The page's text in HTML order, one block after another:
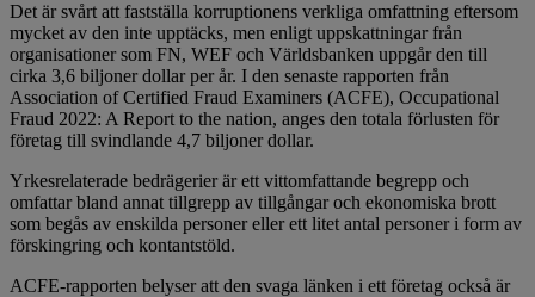
Det är svårt att fastställa korruptionens verkliga omfattning eftersom
mycket av den inte upptäcks, men enligt uppskattningar från
organisationer som FN, WEF och Världsbanken uppgår den till
cirka 3,6 biljoner dollar per år. I den senaste rapporten från
Association of Certified Fraud Examiners (ACFE), Occupational
Fraud 2022: A Report to the nation, anges den totala förlusten för
företag till svindlande 4,7 biljoner dollar.
Yrkesrelaterade bedrägerier är ett vittomfattande begrepp och
omfattar bland annat tillgrepp av tillgångar och ekonomiska brott
som begås av enskilda personer eller ett litet antal personer i form av
förskingring och kontantstöld.
ACFE-rapporten belyser att den svaga länken i ett företag också är